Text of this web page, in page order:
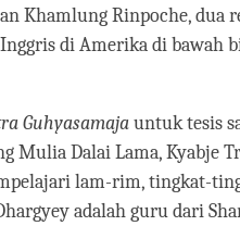
Khamlung Rinpoche, dua
di Amerika di bawah
Guhyasamajauntuk tesis
Mulia Dalai Lama, Kyabje
lam-rim, tingkat-
adalah guru dari